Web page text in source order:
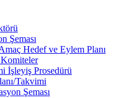
Şeması
Hedef ve Eylem Planı
Komiteler
İşleyiş Prosedürü
Takvimi
Şeması